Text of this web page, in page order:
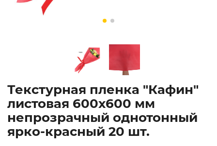
Текстурная пленка "Кафин"
листовая 600х600 мм
непрозрачный однотонный
ярко-красный 20 шт.